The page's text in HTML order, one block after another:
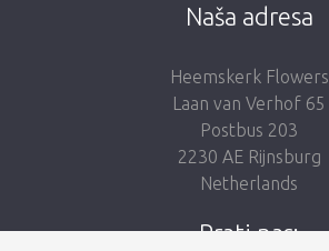
Naša adresa
Heemskerk Flowers
Laan van Verhof 65
Postbus 203
2230 AE Rijnsburg
Netherlands
Prati nas: